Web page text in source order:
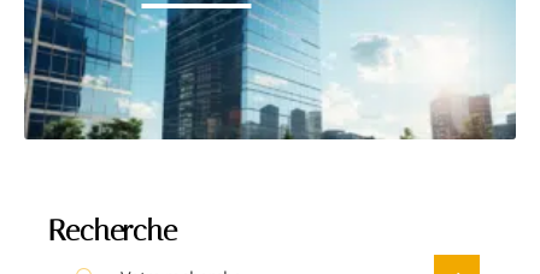
Recherche